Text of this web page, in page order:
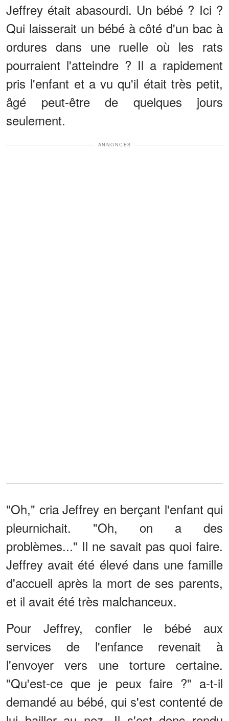
Jeffrey était abasourdi. Un bébé ? Ici ?
Qui laisserait un bébé à côté d'un bac à
ordures dans une ruelle où les rats
pourraient l'atteindre ? Il a rapidement
pris l'enfant et a vu qu'il était très petit,
âgé peut-être de quelques jours
seulement.
ANNONCES
"Oh," cria Jeffrey en berçant l'enfant qui
pleurnichait. "Oh, on a des
problèmes..." Il ne savait pas quoi faire.
Jeffrey avait été élevé dans une famille
d'accueil après la mort de ses parents,
et il avait été très malchanceux.
Pour Jeffrey, confier le bébé aux
services de l'enfance revenait à
l'envoyer vers une torture certaine.
"Qu'est-ce que je peux faire ?" a-t-il
demandé au bébé, qui s'est contenté de